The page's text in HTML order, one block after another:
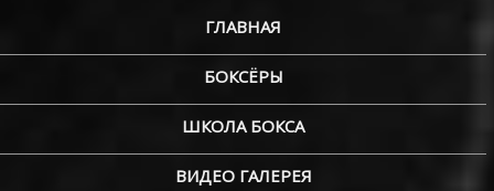
ГЛАВНАЯ
БОКСЁРЫ
ШКОЛА БОКСА
ВИДЕО ГАЛЕРЕЯ